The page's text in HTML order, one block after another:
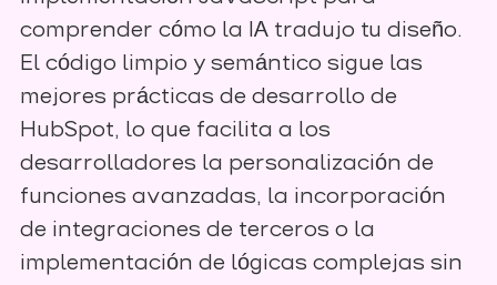
comprender cómo la IA tradujo tu diseño.
El código limpio y semántico sigue las
mejores prácticas de desarrollo de
HubSpot, lo que facilita a los
desarrolladores la personalización de
funciones avanzadas, la incorporación
de integraciones de terceros o la
implementación de lógicas complejas sin